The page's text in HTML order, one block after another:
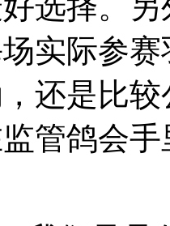
选择。
实际参
还是比
管鸽会